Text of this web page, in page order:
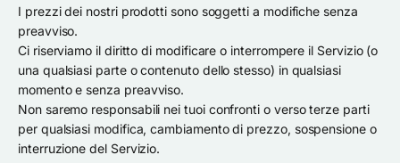
I prezzi dei nostri prodotti sono soggetti a modifiche senza
preavviso.
Ci riserviamo il diritto di modificare o interrompere il Servizio (o
una qualsiasi parte o contenuto dello stesso) in qualsiasi
momento e senza preavviso.
Non saremo responsabili nei tuoi confronti o verso terze parti
per qualsiasi modifica, cambiamento di prezzo, sospensione o
interruzione del Servizio.